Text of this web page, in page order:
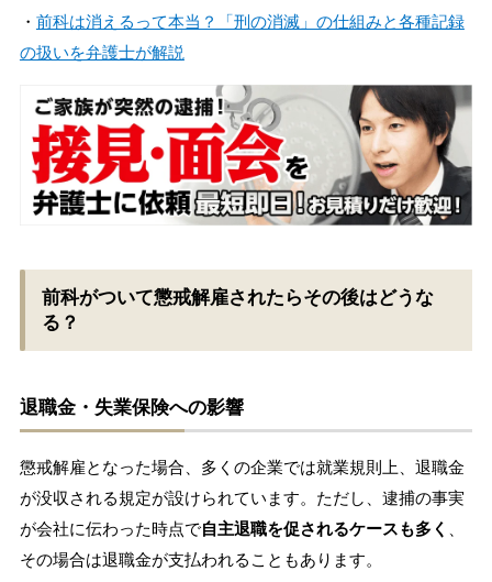
・ 前科は消えるって本当？「刑の消滅」の仕組みと各種記録
の扱いを弁護士が解説
前科がついて懲戒解雇されたらその後はどうな
る？
退職金・失業保険への影響
懲戒解雇となった場合、多くの企業では就業規則上、退職金
が没収される規定が設けられています。ただし、逮捕の事実
が会社に伝わった時点で自主退職を促されるケースも多く
その場合は退職金が支払われることもあります。